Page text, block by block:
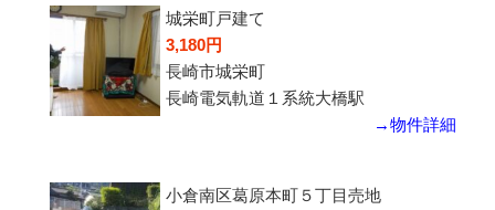
城栄町戸建て
3,180円
長崎市城栄町
長崎電気軌道１系統大橋駅
→物件詳細
小倉南区葛原本町５丁目売地